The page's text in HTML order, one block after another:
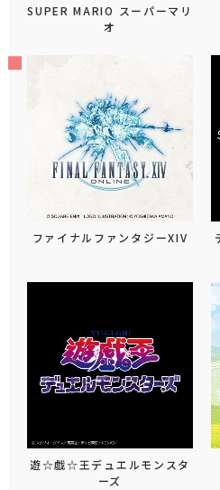
SUPER MARIO スーパーマリ
オ
ファイナルファンタジーXIV
遊☆戯☆王デュエルモンスタ
ーズ